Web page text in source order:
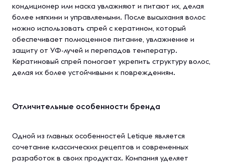
кондиционер или маска увлажняют и питают их, делая
более мягкими и управляемыми. После высыхания волос
можно использовать спрей с кератином, который
обеспечивает полноценное питание, увлажнение и
защиту от УФ-лучей и перепадов температур.
Кератиновый спрей помогает укрепить структуру волос,
делая их более устойчивыми к повреждениям.
Отличительные особенности бренда
Одной из главных особенностей Letique является
сочетание классических рецептов и современных
разработок в своих продуктах. Компания уделяет